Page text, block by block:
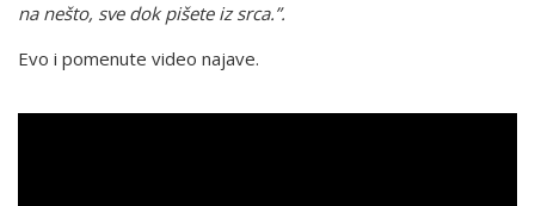
na nešto, sve dok pišete iz srca.”.
Evo i pomenute video najave.